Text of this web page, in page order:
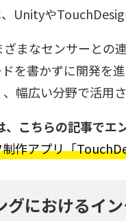
Unityや
まなセンサーとの
を書かずに開発を
幅広い分野で活用さ
こちらの記事でエ
作アプリ「
におけるイ